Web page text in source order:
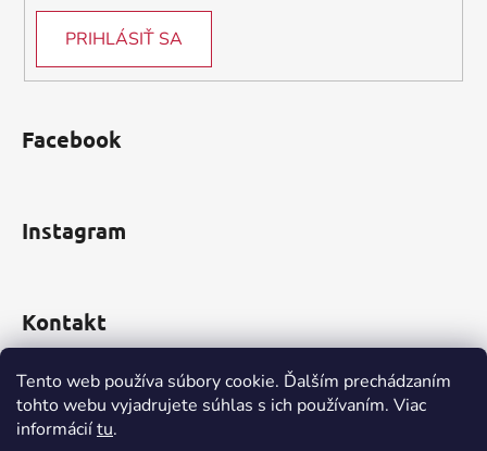
Tento web používa súbory cookie. Ďalším prechádzaním
tohto webu vyjadrujete súhlas s ich používaním. Viac
informáciítu.
PRIHLÁSIŤ SA
Facebook
Instagram
Kontakt
obchod@incomp.sk
0910 999 552